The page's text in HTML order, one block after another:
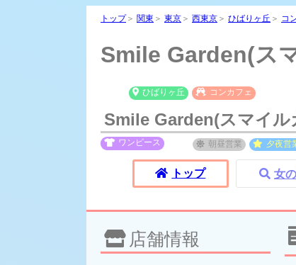
トップ＞ 関東 ＞ 東京 ＞ 西東京 ＞ ひばりヶ丘 ＞ コ
Smile Garden(ス
ひばりヶ丘 コンカフェ
Smile Garden(スマイル
ワンピース 朝昼営業 夕夜営
トップ 女
店舗情報